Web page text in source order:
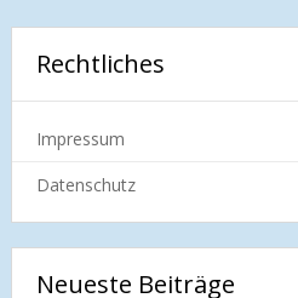
Rechtliches
Impressum
Datenschutz
Neueste Beiträge